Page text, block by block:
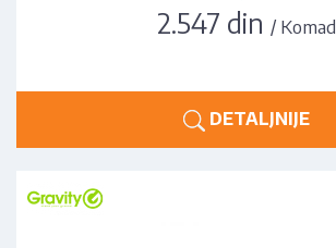
2.547 din / Komad
DETALJNIJE